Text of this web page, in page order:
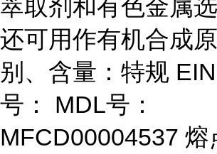
萃取剂和有色金属选
还可用作有机合成
别、含量：特规
号： MDL号：
MFCD00004537 熔